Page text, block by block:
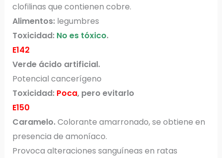
clofilinas que contienen cobre.
Alimentos:legumbres
Toxicidad: No es tóxico.
E142
Verde ácido artificial.
Potencial cancerígeno
Toxicidad: Poca, pero evitarlo
E150
Caramelo.Colorante amarronado, se obtiene en
presencia de amoníaco.
Provoca alteraciones sanguíneas en ratas